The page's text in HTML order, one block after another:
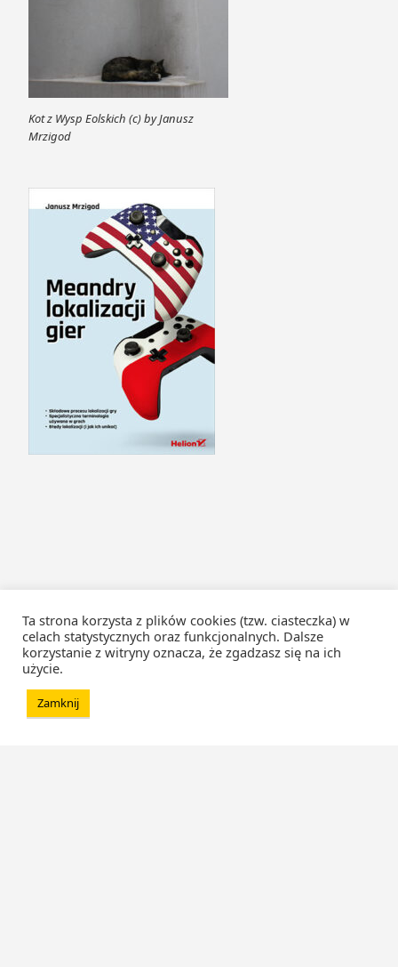
Kot z Wysp Eolskich (c) by Janusz
Mrzigod
Ta strona korzysta z plików cookies (tzw. ciasteczka) w
celach statystycznych oraz funkcjonalnych. Dalsze
korzystanie z witryny oznacza, że zgadzasz się na ich
użycie.
Zamknij